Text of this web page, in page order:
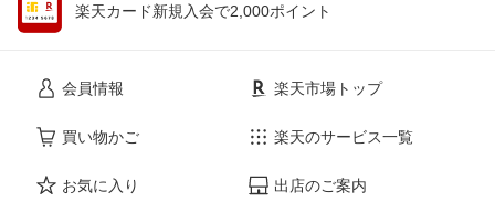
楽天カード新規入会で2,000ポイント
会員情報
買い物かご
お気に入り
楽天市場トップ
楽天のサービス一覧
出店のご案内